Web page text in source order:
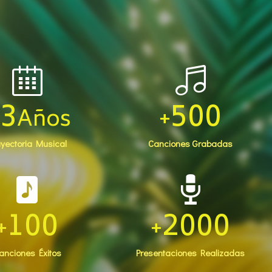
Años
Musical
+500
Canciones Grabadas
100
Éxitos
+2000
Presentaciones Realizadas